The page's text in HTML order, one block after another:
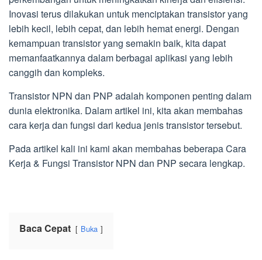
Inovasi terus dilakukan untuk menciptakan transistor yang
lebih kecil, lebih cepat, dan lebih hemat energi. Dengan
kemampuan transistor yang semakin baik, kita dapat
memanfaatkannya dalam berbagai aplikasi yang lebih
canggih dan kompleks.
Transistor NPN dan PNP adalah komponen penting dalam
dunia elektronika. Dalam artikel ini, kita akan membahas
cara kerja dan fungsi dari kedua jenis transistor tersebut.
Pada artikel kali ini kami akan membahas beberapa Cara
Kerja & Fungsi Transistor NPN dan PNP secara lengkap.
Baca Cepat Buka